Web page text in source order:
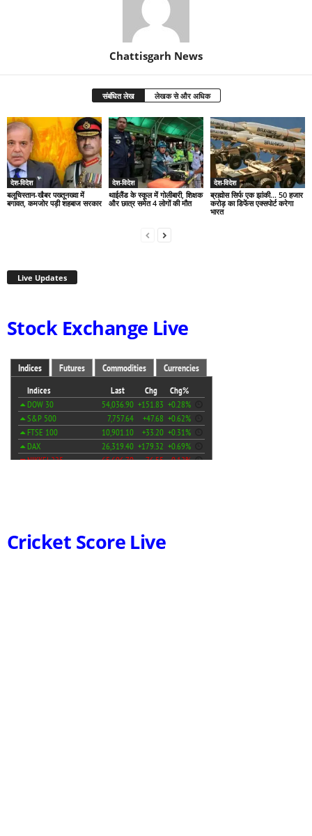
Chattisgarh News
संबंधित लेख लेखक से और अधिक
देश-विदेश
बलूचिस्तान-खैबर पख्तूनख्वा में
बगावत, कमजोर पड़ी शहबाज सरकार
देश-विदेश
थाईलैंड के स्कूल में गोलीबारी, शिक्षक
और छात्र समेत 4 लोगों की मौत
देश-विदेश
ब्रह्मोस सिर्फ एक झांकी… 50 हजार
करोड़ का डिफेंस एक्सपोर्ट करेगा
भारत
Live Updates
Stock Exchange Live
Cricket Score Live